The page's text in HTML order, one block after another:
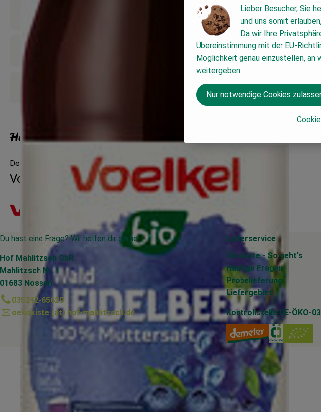
Produktinformationen
Nährwert-Info
Herkunft
Deutschland
Voelkel
Du hast eine Frage? Wir helfen dir gerne:
Hof Mahlitzsch GbR
Mahlitzsch Nr. 1
01683 Nossen
035242-65620
oekokiste (at) hof-mahlitzsch.de
Lieferservice
Ökokiste - So geht's
Häufige Fragen
Probelieferung
Liefergebiet
Kontrollstelle DE-ÖKO-
Lieber Besucher, Sie
und uns somit
Da wir Ihre
Übereinstimmung mit der EU-
Möglichkeit genau einzustellen, an
weitergeben.
Nur notwendige Cookies